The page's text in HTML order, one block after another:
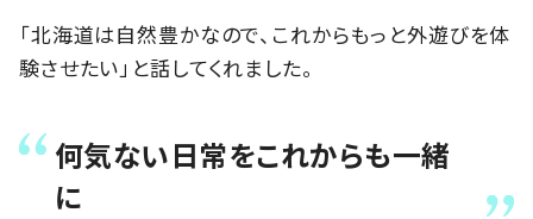
「北海道は自然豊かなので、これからもっと外遊びを体
験させたい」と話してくれました。
何気ない日常をこれからも一緒
に